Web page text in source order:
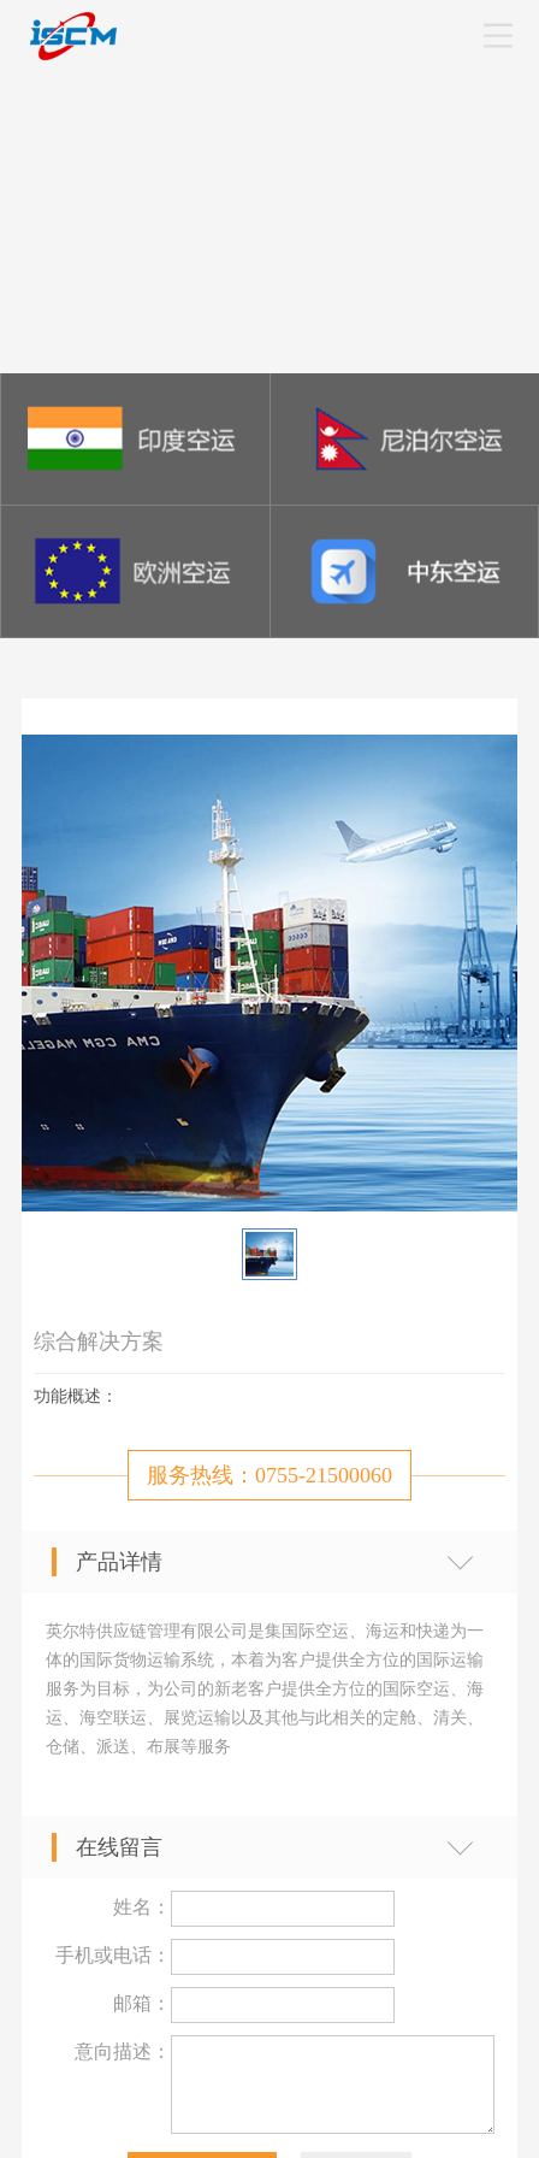
综合解决方案
功能概述：
服务热线：0755-21500060
产品详情
英尔特供应链管理有限公司是集国际空运、海运和快递为一
体的国际货物运输系统，本着为客户提供全方位的国际运输
服务为目标，为公司的新老客户提供全方位的国际空运、海
运、海空联运、展览运输以及其他与此相关的定舱、清关、
仓储、派送、布展等服务
在线留言
姓名：
手机或电话：
邮箱：
意向描述：